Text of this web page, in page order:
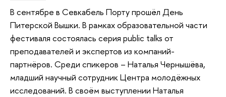
В сентябре в Севкабель Порту прошёл День
Питерской Вышки. В рамках образовательной части
фестиваля состоялась серия public talks от
преподавателей и экспертов из компаний-
партнёров. Среди спикеров – Наталья Чернышёва,
младший научный сотрудник Центра молодёжных
исследований. В своём выступлении Наталья